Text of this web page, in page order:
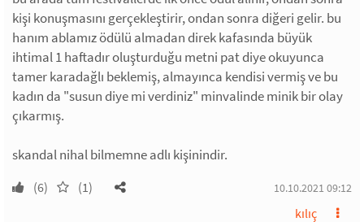
kişi konuşmasını gerçekleştirir, ondan sonra diğeri gelir. bu
hanım ablamız ödülü almadan direk kafasında büyük
ihtimal 1 haftadır oluşturduğu metni pat diye okuyunca
tamer karadağlı beklemiş, almayınca kendisi vermiş ve bu
kadın da "susun diye mi verdiniz" minvalinde minik bir olay
çıkarmış.
skandal nihal bilmemne adlı kişinindir.
(6) (1) 10.10.2021 09:12
kılıç